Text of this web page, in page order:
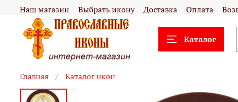
Наш магазин Выбрать икону Доставка Оплата
Каталог
Главная Каталог икон